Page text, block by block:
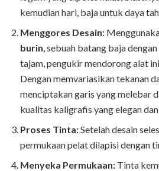
kemudian hari, baja untuk daya
Menggores Desain:
burin , sebuah batang baja
tajam, pengukir mendorong alat
Dengan memvariasikan tekanan
menciptakan garis yang melebar
kualitas kaligrafis yang elegan
Proses Tinta:Setelah desain
permukaan pelat dilapisi dengan
Menyeka Permukaan: Tinta